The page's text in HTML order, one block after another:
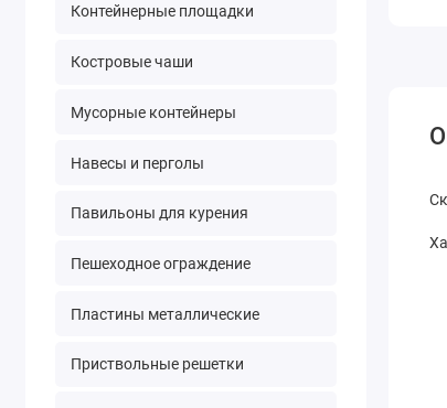
Контейнерные площадки
Костровые чаши
Мусорные контейнеры
Навесы и перголы
Павильоны для курения
Пешеходное ограждение
Пластины металлические
Приствольные решетки